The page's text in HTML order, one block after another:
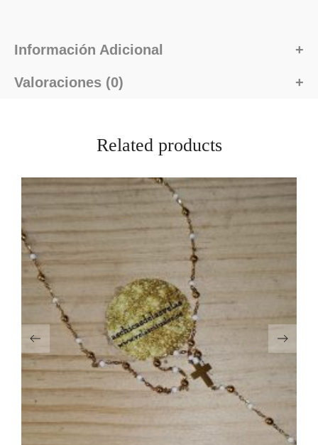
Información Adicional
Valoraciones (0)
Related products